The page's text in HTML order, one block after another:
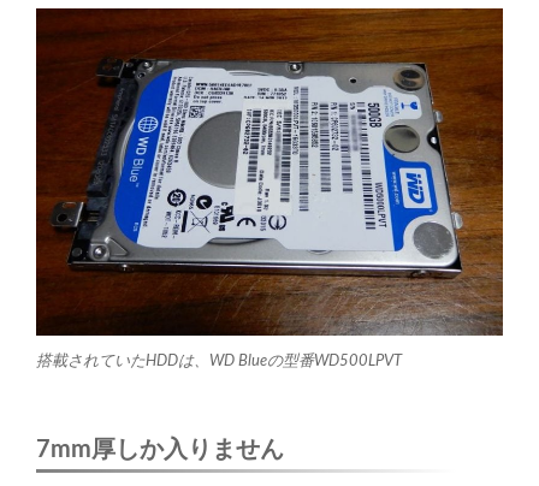
搭載されていたHDDは、WD Blueの型番WD500LPVT
7mm厚しか入りません